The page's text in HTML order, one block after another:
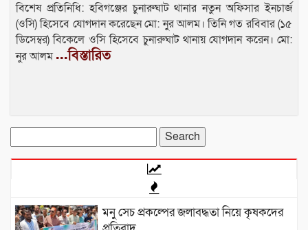
বিশেষ প্রতিনিধি: হবিগঞ্জের চুনারুঘাট থানার নতুন অফিসার ইনচার্জ
(ওসি) হিসেবে যোগদান করেছেন মো: নুর আলম। তিনি গত রবিবার (১৫
ডিসেম্বর) বিকেলে ওসি হিসেবে চুনারুঘাট থানায় যোগদান করেন। মো:
নুর আলম...বিস্তারিত
for:
মনু সেচ প্রকল্পের জলাবদ্ধতা নিয়ে কৃষকদের